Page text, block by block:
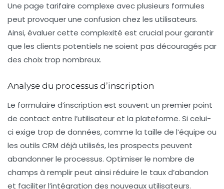
Une page tarifaire complexe avec plusieurs formules
peut provoquer une confusion chez les utilisateurs.
Ainsi, évaluer cette complexité est crucial pour garantir
que les clients potentiels ne soient pas découragés par
des choix trop nombreux.
Analyse du processus d’inscription
Le formulaire d’inscription est souvent un premier point
de contact entre l’utilisateur et la plateforme. Si celui-
ci exige trop de données, comme la taille de l’équipe ou
les outils CRM déjà utilisés, les prospects peuvent
abandonner le processus. Optimiser le nombre de
champs à remplir peut ainsi réduire le taux d’abandon
et faciliter l’intégration des nouveaux utilisateurs.